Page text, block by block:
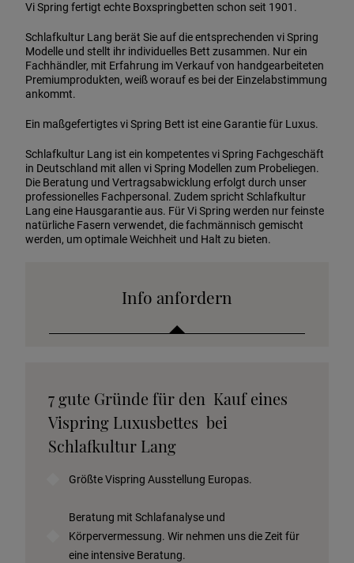
Vi Spring fertigt echte Boxspringbetten schon seit 1901.
Schlafkultur Lang berät Sie auf die entsprechenden vi Spring
Modelle und stellt ihr individuelles Bett zusammen. Nur ein
Fachhändler, mit Erfahrung im Verkauf von handgearbeiteten
Premiumprodukten, weiß worauf es bei der Einzelabstimmung
ankommt.
Ein maßgefertigtes vi Spring Bett ist eine Garantie für Luxus.
Schlafkultur Lang ist ein kompetentes vi Spring Fachgeschäft
in Deutschland mit allen vi Spring Modellen zum Probeliegen.
Die Beratung und Vertragsabwicklung erfolgt durch unser
professionelles Fachpersonal. Zudem spricht Schlafkultur
Lang eine Hausgarantie aus. Für Vi Spring werden nur feinste
natürliche Fasern verwendet, die fachmännisch gemischt
werden, um optimale Weichheit und Halt zu bieten.
Info anfordern
Stoffkollektion anfordern
Telefonische Beratung anfordern
Beratungstermin vereinbaren
Probeschlafen im Hotel
7 gute Gründe für den Kauf eines
Vispring Luxusbettes bei
Schlafkultur Lang
Größte Vispring Ausstellung Europas.
Beratung mit Schlafanalyse und
Körpervermessung. Wir nehmen uns die Zeit für
eine intensive Beratung.